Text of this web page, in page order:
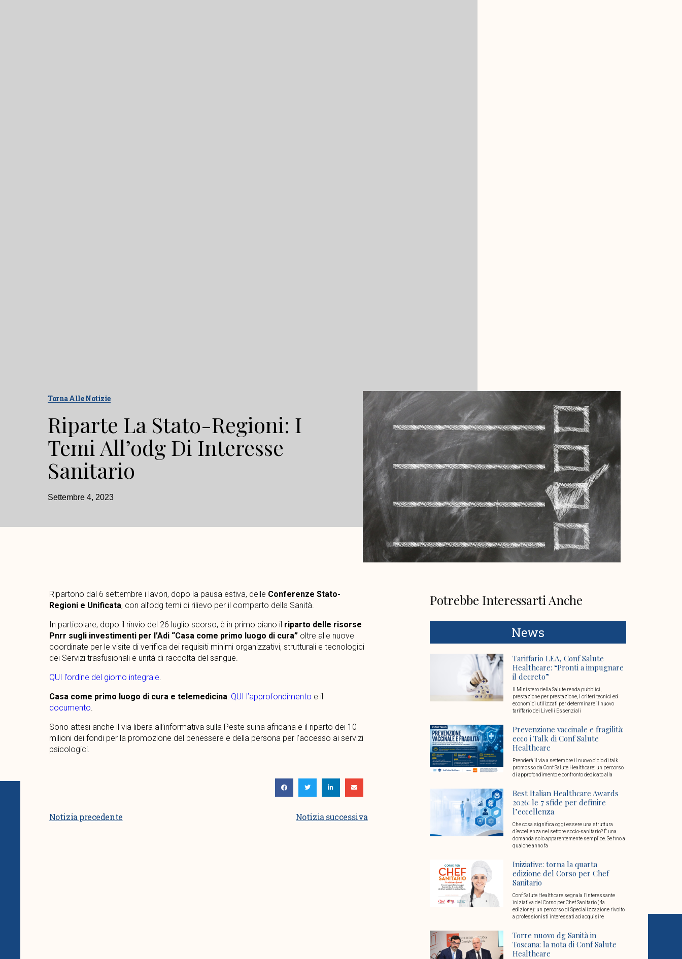
Torna Alle Notizie
Riparte La Stato-Regioni: I
Temi All’odg Di Interesse
Sanitario
Settembre 4, 2023
Ripartono dal 6 settembre i lavori, dopo la pausa estiva, delle Conferenze Stato-
Regioni e Unificata, con all’odg temi di rilievo per il comparto della Sanità.
In particolare, dopo il rinvio del 26 luglio scorso, è in primo piano il riparto delle risorse
Pnrr sugli investimenti per l’Adi “Casa come primo luogo di cura”oltre alle nuove
coordinate per le visite di verifica dei requisiti minimi organizzativi, strutturali e tecnologici
dei Servizi trasfusionali e unità di raccolta del sangue.
QUI l’ordine del giorno integrale
Casa come primo luogo di cura e telemedicina: QUI l’approfondimento e il
documento
Sono attesi anche il via libera all’informativa sulla Peste suina africana e il riparto dei 10
milioni dei fondi per la promozione del benessere e della persona per l’accesso ai servizi
psicologici.
Notizia precedente Notizia successiva
Potrebbe Interessarti Anche
News
Tariffario LEA, Conf Salute
Healthcare: “Pronti a impugnare
il decreto”
Il Ministero della Salute renda pubblici,
prestazione per prestazione, i criteri tecnici ed
economici utilizzati per determinare il nuovo
tariffario dei Livelli Essenziali
Prevenzione vaccinale e fragilità:
ecco i Talk di Conf Salute
Healthcare
Prenderà il via a settembre il nuovo ciclo di talk
promosso da Conf Salute Healthcare: un percorso
di approfondimento e confronto dedicato alla
Best Italian Healthcare Awards
2026: le 7 sfide per definire
l’eccellenza
Che cosa significa oggi essere una struttura
d’eccellenza nel settore socio-sanitario? È una
domanda solo apparentemente semplice. Se fino a
qualche anno fa
Iniziative: torna la quarta
edizione del Corso per Chef
Sanitario
Conf Salute Healthcare segnala l’interessante
iniziativa del Corso per Chef Sanitario (4a
edizione): un percorso di Specializzazione rivolto
a professionisti interessati ad acquisire
Torre nuovo dg Sanità in
Toscana: la nota di Conf Salute
Healthcare